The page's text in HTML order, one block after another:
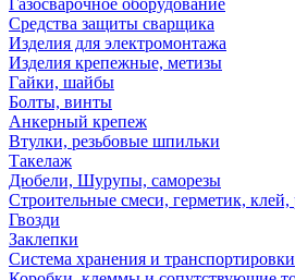
Газосварочное оборудование
Средства защиты сварщика
Изделия для электромонтажа
Изделия крепежные, метизы
Гайки, шайбы
Болты, винты
Анкерный крепеж
Втулки, резьбовые шпильки
Такелаж
Дюбели, Шурупы, саморезы
Строительные смеси, герметик, клей,
Гвозди
Заклепки
Система хранения и транспортировки